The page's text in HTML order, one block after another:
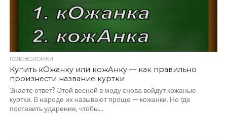
ГОЛОВОЛОМКИ
Купить кОжанку или кожАнку — как правильно
произнести название куртки
Знаете ответ? Этой весной в моду снова войдут кожаные
куртки. В народе их называют проще — кожанки. Но где
поставить ударение, чтобы...